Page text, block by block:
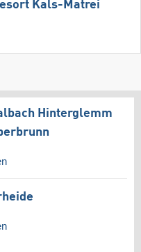
Kals-Matrei
Hinterglemm